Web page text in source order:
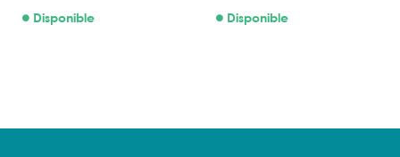
Disponible Disponible